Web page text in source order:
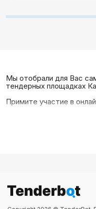
Мы отобрали для Вас
тендерных площадках
Примите участие в